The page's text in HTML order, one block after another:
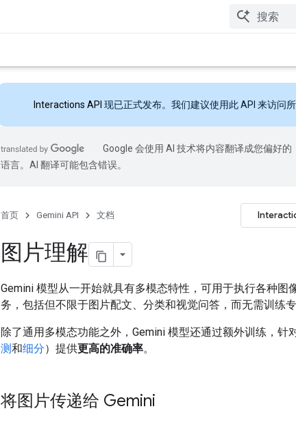
Interactions API 现已正式发布。我们建议使用此 API 来访问
Google 会使用 AI 技术将内容翻译成您偏好的
语言。AI 翻译可能包含错误。
首页 Gemini API 文档
图片理解
Gemini 模型从一开始就具有多模态特性，可用于执行各种图
务，包括但不限于图片配文、分类和视觉问答，而无需训练
除了通用多模态功能之外，Gemini 模型还通过额外训练，针
测和细分）提供更高的准确率。
将图片传递给 Gemini